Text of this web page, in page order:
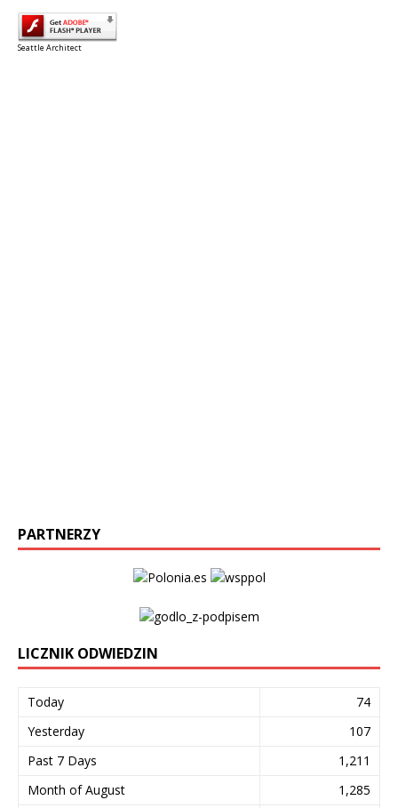
Seattle Architect
PARTNERZY
LICZNIK ODWIEDZIN
Today
74
Yesterday
107
Past 7 Days
1,211
Month of August
1,285